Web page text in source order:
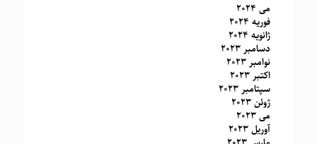
می 2024
فوریه 2024
ژانویه 2024
دسامبر 2023
نوامبر 2023
اکتبر 2023
سپتامبر 2023
ژوئن 2023
می 2023
آوریل 2023